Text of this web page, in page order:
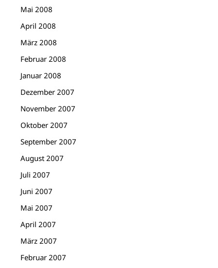
Mai 2008
April 2008
März 2008
Februar 2008
Januar 2008
Dezember 2007
November 2007
Oktober 2007
September 2007
August 2007
Juli 2007
Juni 2007
Mai 2007
April 2007
März 2007
Februar 2007